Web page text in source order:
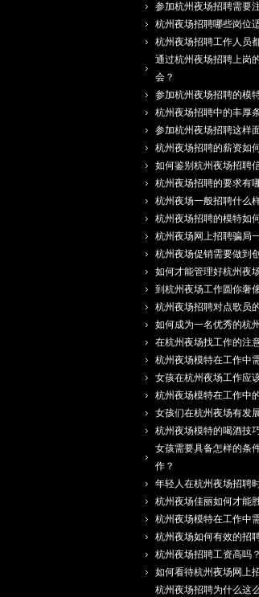
参加杭州夜场招聘需要
杭州夜场招聘哪些岗位
杭州夜场招聘工作人员
通过杭州夜场招聘上岗
会？
参加杭州夜场招聘的模
杭州夜场招聘中的丰厚
参加杭州夜场招聘这样
杭州夜场招聘的薪资如
如何鉴别杭州夜场招聘
杭州夜场招聘的要求有
杭州夜场一般招聘什么
杭州夜场招聘的模特如
杭州夜场网上招聘骗局
杭州夜场促销需要做到
如何才能管理好杭州夜
到杭州夜场工作圆你奢
杭州夜场招聘对点歌员
如何成为一名优秀的杭
在杭州夜场找工作的注
杭州夜场模特在工作中
女孩在杭州夜场工作应
杭州夜场模特在工作中
女孩们在杭州夜场有发
杭州夜场模特的喝酒技
女孩需要具备怎样的条
作？
年轻人在杭州夜场招聘
杭州夜场佳丽如何才能
杭州夜场模特在工作中
杭州夜场如何有效的招
杭州夜场招聘工资高吗？
如何看待杭州夜场网上
杭州夜场招聘为什么这